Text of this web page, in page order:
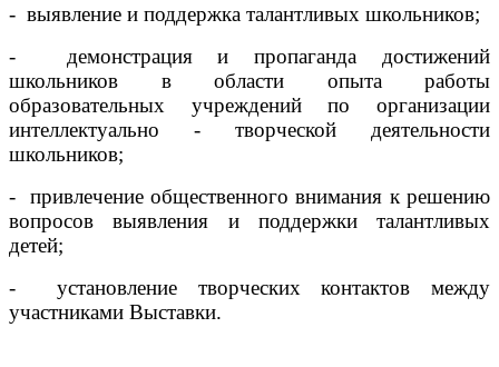
- выявление и поддержка талантливых школьников;
- демонстрация и пропаганда достижений
школьников в области опыта работы
образовательных учреждений по организации
интеллектуально - творческой деятельности
школьников;
- привлечение общественного внимания к решению
вопросов выявления и поддержки талантливых
детей;
- установление творческих контактов между
участниками Выставки.